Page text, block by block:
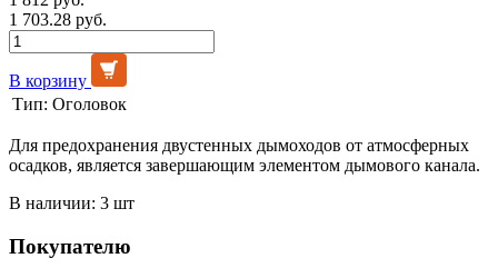
1 703.28 руб.
В корзину
Тип: Оголовок
Для предохранения двустенных дымоходов от атмосферных
осадков, является завершающим элементом дымового канала.
В наличии: 3 шт
Покупателю